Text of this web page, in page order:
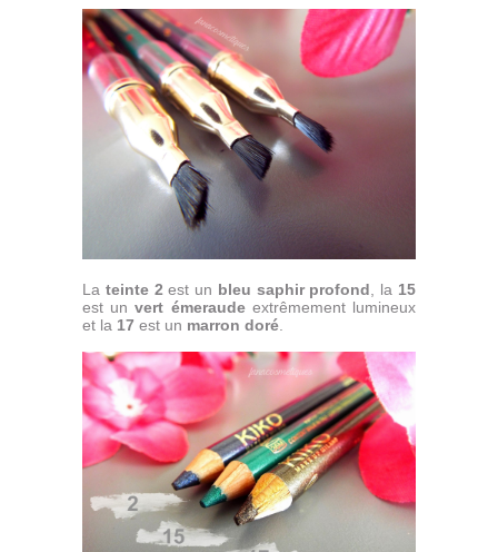
La teinte 2 est un bleu saphir profond , la 15
est un vert émeraudeextrêmement lumineux
et la 17 est un marron doré